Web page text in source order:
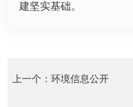
建坚实基础。
上一个： 环境信息公开